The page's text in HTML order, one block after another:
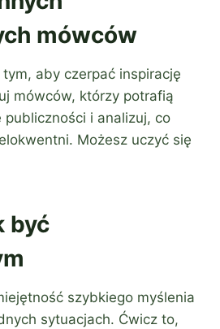
mówców
tym, aby czerpać inspirację
mówców, którzy potrafią
publiczności i analizuj, co
Możesz uczyć się
być
szybkiego myślenia
sytuacjach. Ćwicz to,